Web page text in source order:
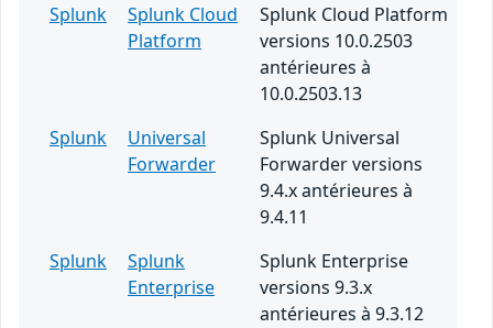
Splunk
Splunk Cloud
Platform
Splunk Cloud Platform
versions 10.0.2503
antérieures à
10.0.2503.13
Splunk
Universal
Forwarder
Splunk Universal
Forwarder versions
9.4.x antérieures à
9.4.11
Splunk
Splunk
Enterprise
Splunk Enterprise
versions 9.3.x
antérieures à 9.3.12